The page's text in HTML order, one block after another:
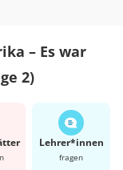
– Es war
2)
Lehrer*​innen
fragen